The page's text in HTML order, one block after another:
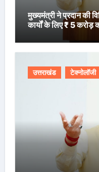
मुख्यमंत्री ने प्रदान की
कार्यों के लिए ₹ 5 करोड़
उत्तराखंड टेक्नोलॉजी